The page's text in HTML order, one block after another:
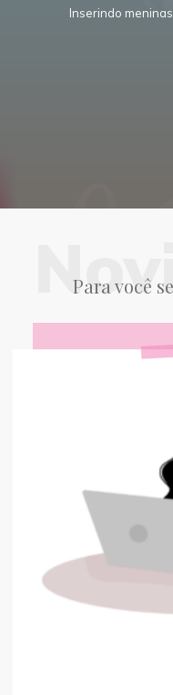
Inserindo
Para você